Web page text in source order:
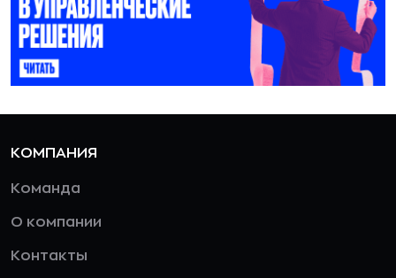
КОМПАНИЯ
Команда
О компании
Контакты